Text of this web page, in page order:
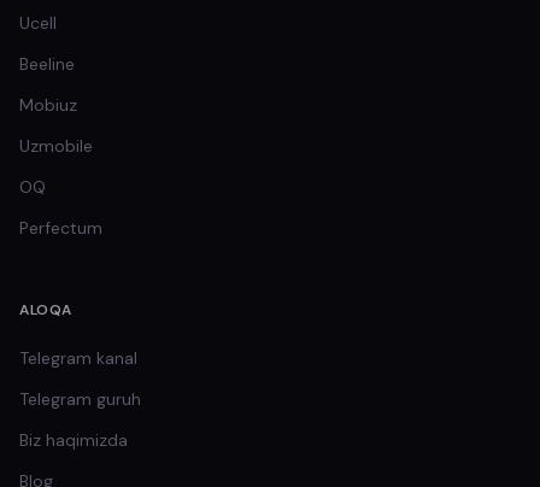
Ucell
Beeline
Mobiuz
Uzmobile
OQ
Perfectum
ALOQA
Telegram kanal
Telegram guruh
Biz haqimizda
Blog